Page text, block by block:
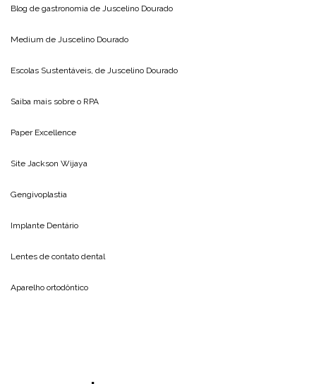
Blog de gastronomia de Juscelino Dourado
Medium de Juscelino Dourado
Escolas Sustentáveis, de Juscelino Dourado
Saiba mais sobre o RPA
Paper Excellence
Site Jackson Wijaya
Gengivoplastia
Implante Dentário
Lentes de contato dental
Aparelho ortodôntico